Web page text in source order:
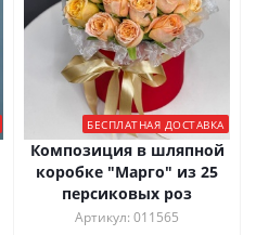
БЕСПЛАТНАЯ ДОСТАВКА
Композиция в шляпной
коробке "Марго" из 25
персиковых роз
Артикул: 011565